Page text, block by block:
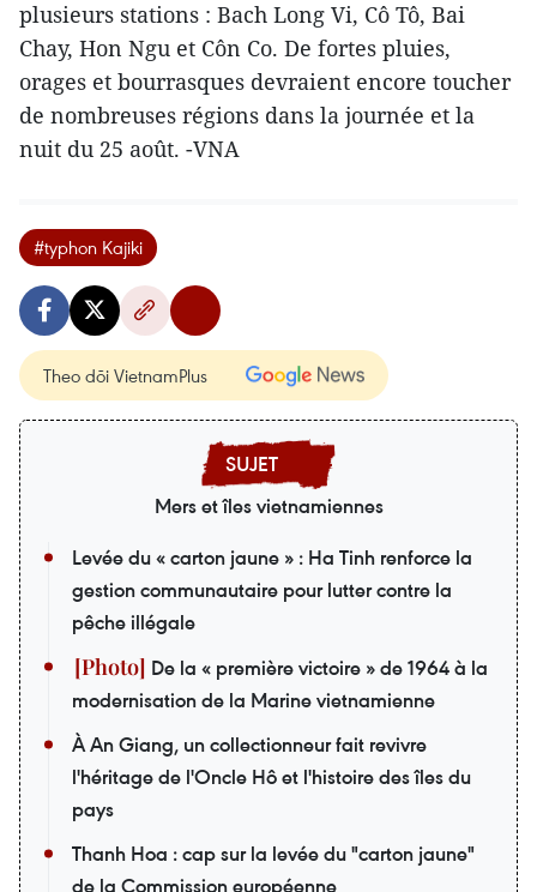
plusieurs stations : Bach Long Vi, Cô Tô, Bai
Chay, Hon Ngu et Côn Co. De fortes pluies,
orages et bourrasques devraient encore toucher
de nombreuses régions dans la journée et la
nuit du 25 août. -VNA
#typhon Kajiki
Theo dõi VietnamPlus
Mers et îles vietnamiennes
Levée du « carton jaune » : Ha Tinh renforce la
gestion communautaire pour lutter contre la
pêche illégale
De la « première victoire » de 1964 à la
modernisation de la Marine vietnamienne
À An Giang, un collectionneur fait revivre
l'héritage de l'Oncle Hô et l'histoire des îles du
pays
Thanh Hoa : cap sur la levée du "carton jaune"
de la Commission européenne